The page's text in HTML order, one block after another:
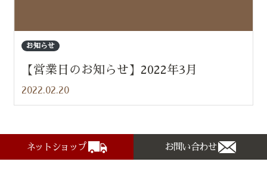
お知らせ
【営業日のお知らせ】2022年3月
2022.02.20
ネットショップ お問い合わせ